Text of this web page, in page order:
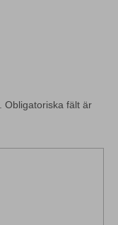
Obligatoriska fält är